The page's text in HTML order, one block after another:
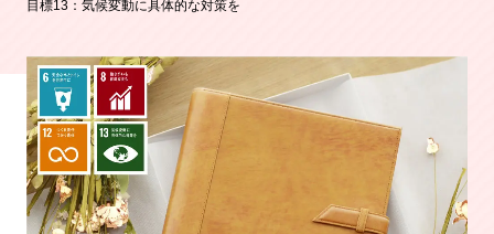
目標13：気候変動に具体的な対策を